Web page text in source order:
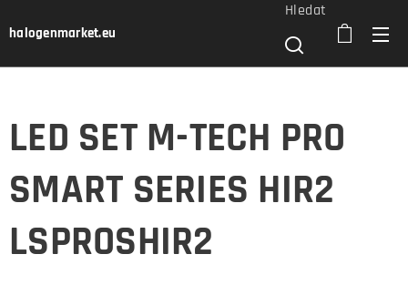
halogenmarket.eu
Hledat
LED SET M-TECH PRO
SMART SERIES HIR2
LSPROSHIR2